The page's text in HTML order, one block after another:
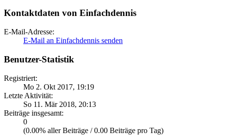
Kontaktdaten von Einfachdennis
E-Mail-Adresse:
E-Mail an Einfachdennis senden
Benutzer-Statistik
Registriert:
Mo 2. Okt 2017, 19:19
Letzte Aktivität:
So 11. Mär 2018, 20:13
Beiträge insgesamt:
0
(0.00% aller Beiträge / 0.00 Beiträge pro Tag)